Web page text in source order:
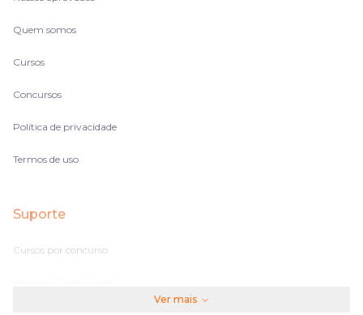
Quem somos
Cursos
Concursos
Política de privacidade
Termos de uso
Suporte
Cursos por concurso
Ver mais